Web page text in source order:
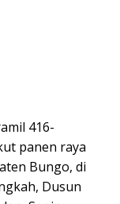
416-
panen raya
Bungo, di
Dusun